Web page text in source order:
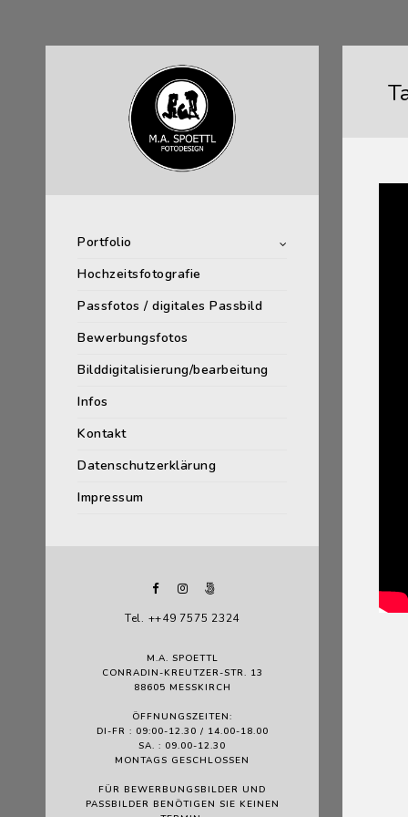
Portfolio
Hochzeitsfotografie
Passfotos / digitales Passbild
Bewerbungsfotos
Bilddigitalisierung/bearbeitung
Infos
Kontakt
Datenschutzerklärung
Impressum
Tel. ++49 7575 2324
M.A. SPOETTL
CONRADIN-KREUTZER-STR. 13
88605 MESSKIRCH
ÖFFNUNGSZEITEN:
DI-FR : 09:00-12.30 / 14.00-18.00
SA. : 09.00-12.30
MONTAGS GESCHLOSSEN
FÜR BEWERBUNGSBILDER UND
PASSBILDER BENÖTIGEN SIE KEINEN